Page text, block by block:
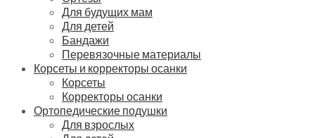
Для будущих мам
Для детей
Бандажи
Перевязочные материалы
Корсеты и корректоры осанки
Корсеты
Корректоры осанки
Ортопедические подушки
Для взрослых